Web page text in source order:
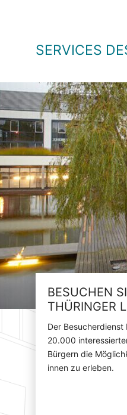
SERVICES
BESUCHEN
THÜRINGER
Der
20.000
Bürgern die
innen zu erleben.